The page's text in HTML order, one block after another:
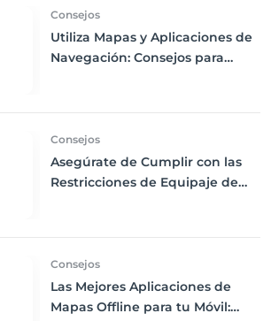
Consejos
Utiliza Mapas y Aplicaciones de
Navegación: Consejos para
Consejos
Asegúrate de Cumplir con las
Restricciones de Equipaje de
Consejos
Las Mejores Aplicaciones de
Mapas Offline para tu Móvil: